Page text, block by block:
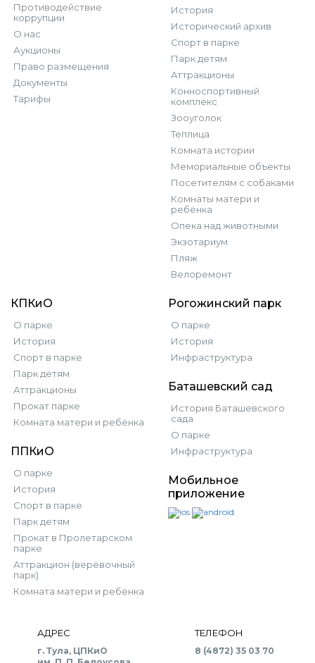
Противодействие
коррупции
О нас
Аукционы
Право размещения
Документы
Тарифы
История
Исторический архив
Спорт в парке
Парк детям
Аттракционы
Конноспортивный
комплекс
Зооуголок
Теплица
Комната истории
Мемориальные объекты
Посетителям с собаками
Комнаты матери и
ребёнка
Опека над животными
Экзотариум
Пляж
Велоремонт
КПКиО
О парке
История
Спорт в парке
Парк детям
Аттракционы
Прокат парке
Комната матери и ребёнка
ППКиО
О парке
История
Спорт в парке
Парк детям
Прокат в Пролетарском
парке
Аттракцион (верёвочный
парк)
Комната матери и ребёнка
Рогожинский парк
О парке
История
Инфраструктура
Баташевский сад
История Баташевского
сада
О парке
Инфраструктура
Мобильное
приложение
АДРЕС
г. Тула, ЦПКиО
ТЕЛЕФОН
8 (4872) 35 03 70